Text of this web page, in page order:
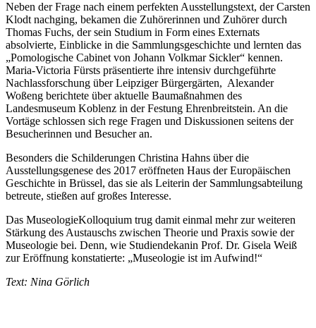
Neben der Frage nach einem perfekten Ausstellungstext, der Carsten
Klodt nachging, bekamen die Zuhörerinnen und Zuhörer durch
Thomas Fuchs, der sein Studium in Form eines Externats
absolvierte, Einblicke in die Sammlungsgeschichte und lernten das
„Pomologische Cabinet von Johann Volkmar Sickler“ kennen.
Maria-Victoria Fürsts präsentierte ihre intensiv durchgeführte
Nachlassforschung über Leipziger Bürgergärten, Alexander
Woßeng berichtete über aktuelle Baumaßnahmen des
Landesmuseum Koblenz in der Festung Ehrenbreitstein. An die
Vortäge schlossen sich rege Fragen und Diskussionen seitens der
Besucherinnen und Besucher an.
Besonders die Schilderungen Christina Hahns über die
Ausstellungsgenese des 2017 eröffneten Haus der Europäischen
Geschichte in Brüssel, das sie als Leiterin der Sammlungsabteilung
betreute, stießen auf großes Interesse.
Das MuseologieKolloquium trug damit einmal mehr zur weiteren
Stärkung des Austauschs zwischen Theorie und Praxis sowie der
Museologie bei. Denn, wie Studiendekanin Prof. Dr. Gisela Weiß
zur Eröffnung konstatierte: „Museologie ist im Aufwind!“
Text: Nina Görlich